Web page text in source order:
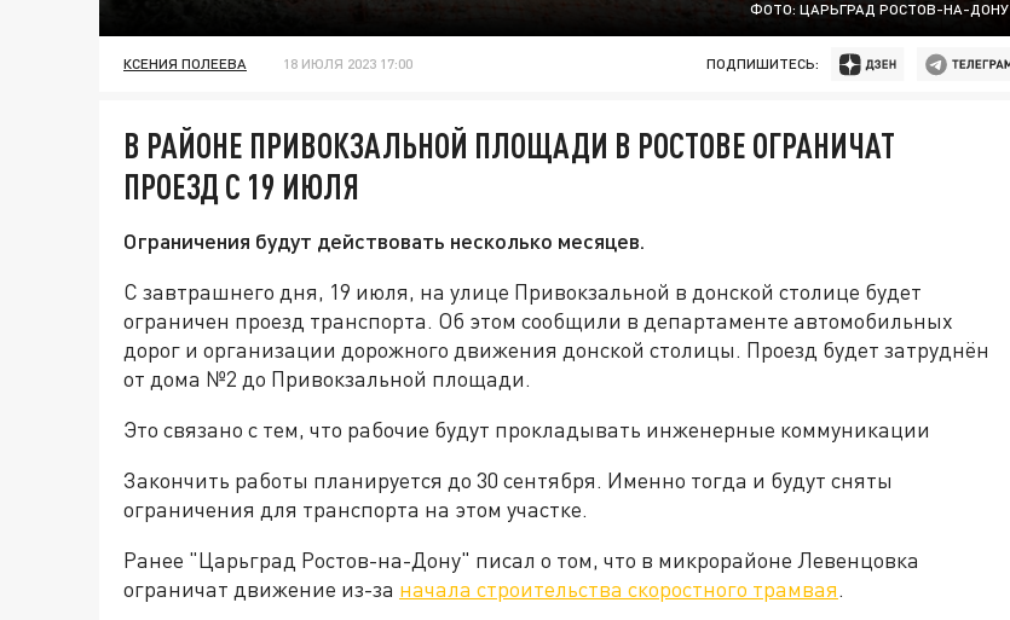
ФОТО: ЦАРЬГРАД РОСТОВ-НА-ДОНУ
КСЕНИЯ ПОЛЕЕВА 18 ИЮЛЯ 2023 17:00 ПОДПИШИТЕСЬ:
В РАЙОНЕ ПРИВОКЗАЛЬНОЙ ПЛОЩАДИ В РОСТОВЕ ОГРАНИЧАТ
ПРОЕЗД С 19 ИЮЛЯ
Ограничения будут действовать несколько месяцев.
С завтрашнего дня, 19 июля, на улице Привокзальной в донской столице будет
ограничен проезд транспорта. Об этом сообщили в департаменте автомобильных
дорог и организации дорожного движения донской столицы. Проезд будет затруднён
от дома №2 до Привокзальной площади.
Это связано с тем, что рабочие будут прокладывать инженерные коммуникации
Закончить работы планируется до 30 сентября. Именно тогда и будут сняты
ограничения для транспорта на этом участке.
Ранее "Царьград Ростов-на-Дону" писал о том, что в микрорайоне Левенцовка
ограничат движение из-за начала строительства скоростного трамвая.